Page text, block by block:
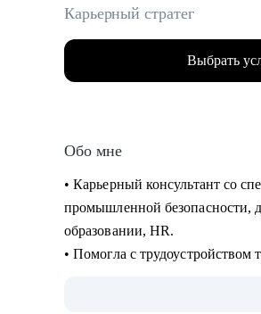
Карьерный стратег
Выбрать
Обо мне
• Карьерный консультант со
промышленной безопасности,
образовании, HR.
• Помогла с
• 15 лет в HR и 8 лет в